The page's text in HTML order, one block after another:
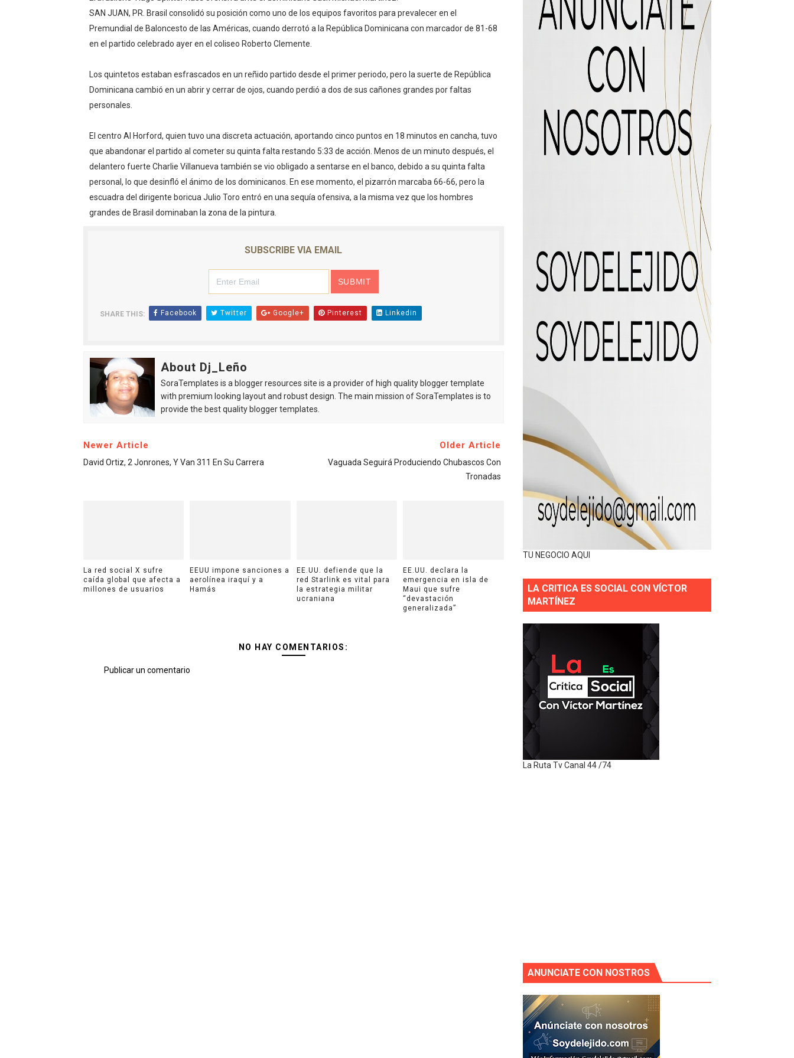
Sismo Samaná: registran temblor de magnitud 4.8 al sur de Sánchez
Operadores de rifas y bancas ilegales enfrentarían penas de hasta 10 años de prisión
Familia relata angustia tras explosión de tanque de gas en fritura de SFM
Indomet pronostica temperaturas de hasta 35 °C para este miércoles
SAN JUAN, PR. Brasil consolidó su posición como uno de los equipos favoritos para prevalecer en el
Premundial de Baloncesto de las Américas, cuando derrotó a la República Dominicana con marcador de 81-68
en el partido celebrado ayer en el coliseo Roberto Clemente.
Los quintetos estaban esfrascados en un reñido partido desde el primer periodo, pero la suerte de República
Dominicana cambió en un abrir y cerrar de ojos, cuando perdió a dos de sus cañones grandes por faltas
personales.
El centro Al Horford, quien tuvo una discreta actuación, aportando cinco puntos en 18 minutos en cancha, tuvo
que abandonar el partido al cometer su quinta falta restando 5:33 de acción. Menos de un minuto después, el
delantero fuerte Charlie Villanueva también se vio obligado a sentarse en el banco, debido a su quinta falta
personal, lo que desinfló el ánimo de los dominicanos. En ese momento, el pizarrón marcaba 66-66, pero la
escuadra del dirigente boricua Julio Toro entró en una sequía ofensiva, a la misma vez que los hombres
grandes de Brasil dominaban la zona de la pintura.
SUBSCRIBE VIA EMAIL
SHARE THIS: Facebook Twitter Google+ Pinterest Linkedin
About Dj_Leño
SoraTemplates is a blogger resources site is a provider of high quality blogger template
with premium looking layout and robust design. The main mission of SoraTemplates is to
provide the best quality blogger templates.
Newer Article
David Ortiz, 2 Jonrones, Y Van 311 En Su Carrera
Older Article
Vaguada Seguirá Produciendo Chubascos Con
Tronadas
La red social X sufre
caída global que afecta a
millones de usuarios
EEUU impone sanciones a
aerolínea iraquí y a
Hamás
EE.UU. defiende que la
red Starlink es vital para
la estrategia militar
ucraniana
EE.UU. declara la
emergencia en isla de
Maui que sufre
“devastación
generalizada”
NO HAY COMENTARIOS:
Publicar un comentario
TU NEGOCIO AQUI
LA CRITICA ES SOCIAL CON VÍCTOR
MARTÍNEZ
La Ruta Tv Canal 44 /74
ANUNCIATE CON NOSTROS